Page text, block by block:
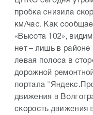
пробка снизила
км/час. Как
«Высота 102»,
нет – лишь в
левая полоса в
дорожной
портала
движения в
скорость движения